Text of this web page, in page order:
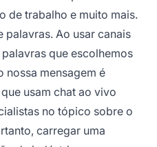
de trabalho e muito mais.
palavras. Ao usar canais
que escolhemos
nossa mensagem é
usam chat ao vivo
no tópico sobre o
carregar uma